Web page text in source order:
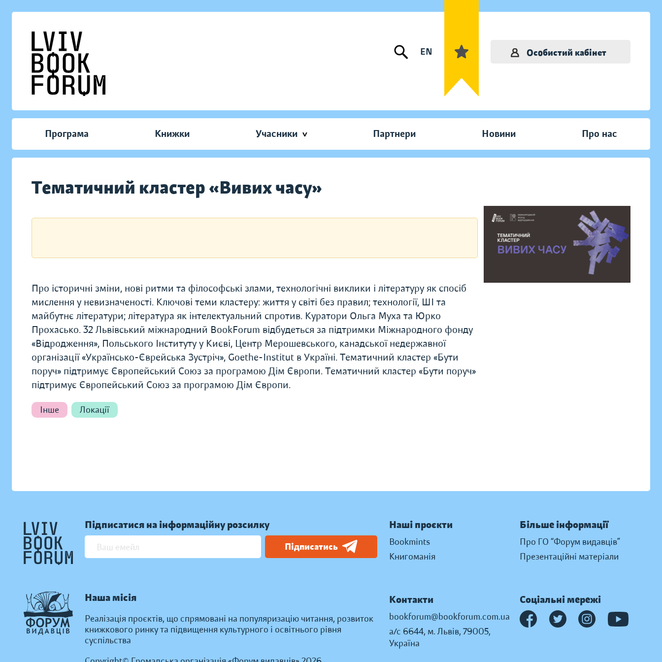
EN Особистий кабінет
Програма Книжки Учасники Партнери Новини Про нас
Тематичний кластер «Вивих часу»
Про історичні зміни, нові ритми та філософські злами, технологічні виклики і літературу як спосіб
мислення у невизначеності. Ключові теми кластеру: життя у світі без правил; технології, ШІ та
майбутнє літератури; література як інтелектуальний спротив. Куратори Ольга Муха та Юрко
Прохасько. 32 Львівський міжнародний BookForum відбудеться за підтримки Міжнародного фонду
«Відродження», Польського Інституту у Києві, Центр Мерошевського, канадської недержавної
організації «Українсько-Єврейська Зустріч», Goethe-Institut в Україні. Тематичний кластер «Бути
поруч» підтримує Європейський Союз за програмою Дім Європи. Тематичний кластер «Бути поруч»
підтримує Європейський Союз за програмою Дім Європи.
Інше Локації
Підписатися на інформаційну розсилку
Підписатись
Наша місія
Реалізація проєктів, що спрямовані на популяризацію читання, розвиток
книжкового ринку та підвищення культурного і освітнього рівня
суспільства
Наші проєкти
Bookmints
Книгоманія
Більше інформації
Про ГО “Форум видавців”
Презентаційні матеріали
Контакти
bookforum@bookforum.com.ua
а/с 6644, м. Львів, 79005,
Україна
Соціальні мережі